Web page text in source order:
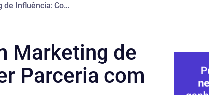
Atraindo Clientes com Marketing de Influência: Como Fazer Parceria com Influenciadores
Marketing de
Parceria com